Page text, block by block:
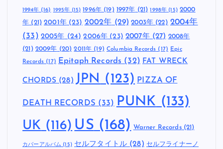
1994年(16) 1995年 (15) 1996年(19) 1997年 (21) 1998年 (15) 2000
年 (21) 2001年(23) 2002年 (29) 2003年 (22) 2004年
(33) 2005年 (24) 2006年 (23) 2007年(27) 2008年
(21) 2009年 (20) 2011年 (19) Columbia Records (17) Epic
Records (17) Epitaph Records (32) FAT WRECK
CHORDS (28) JPN (123) PIZZA OF
DEATH RECORDS (33) PUNK (133)
UK (116) US (168) Warner Records(21)
カバーアルバム (15) セルフタイトル(28) セルフライナーノ